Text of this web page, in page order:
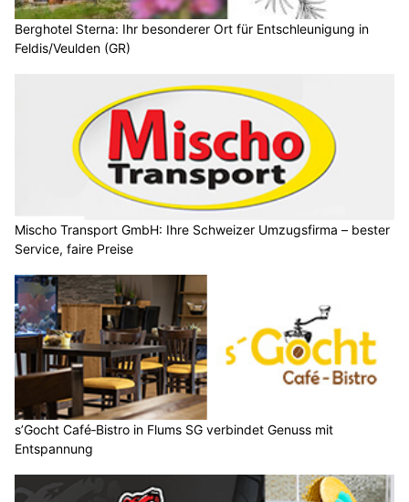
Berghotel Sterna: Ihr besonderer Ort für Entschleunigung in
Feldis/Veulden (GR)
Mischo Transport GmbH: Ihre Schweizer Umzugsfirma – bester
Service, faire Preise
s’Gocht Café‑Bistro in Flums SG verbindet Genuss mit
Entspannung